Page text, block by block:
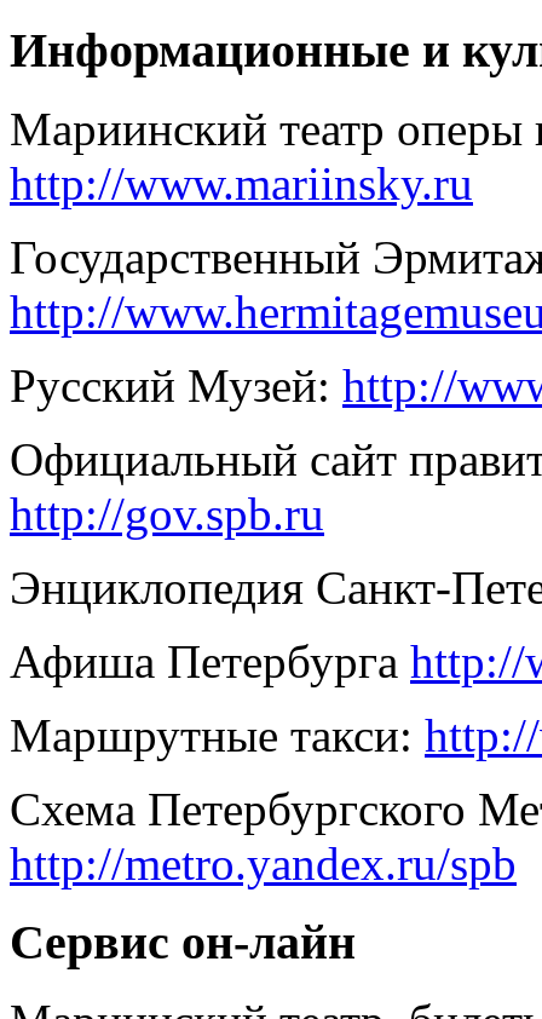
Информационные и
Мариинский театр оперы
http://www.mariinsky.ru
Государственный
http://
Русский Музей: http://
Официальный сайт
http://gov.spb.ru
Энциклопедия Санкт-
Афиша Петербурга http://
Маршрутные такси:
Схема Петербургского
http://metro.yandex.ru/spb
Сервис он-лайн